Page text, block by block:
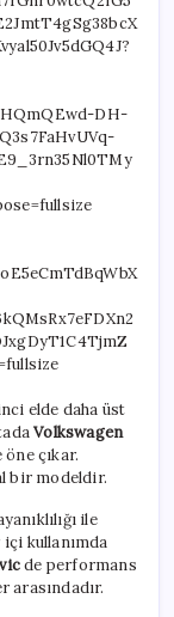
elde daha üst
Volkswagen
çıkar.
bir modeldir.
ile
kullanımda
de performans
arasındadır.